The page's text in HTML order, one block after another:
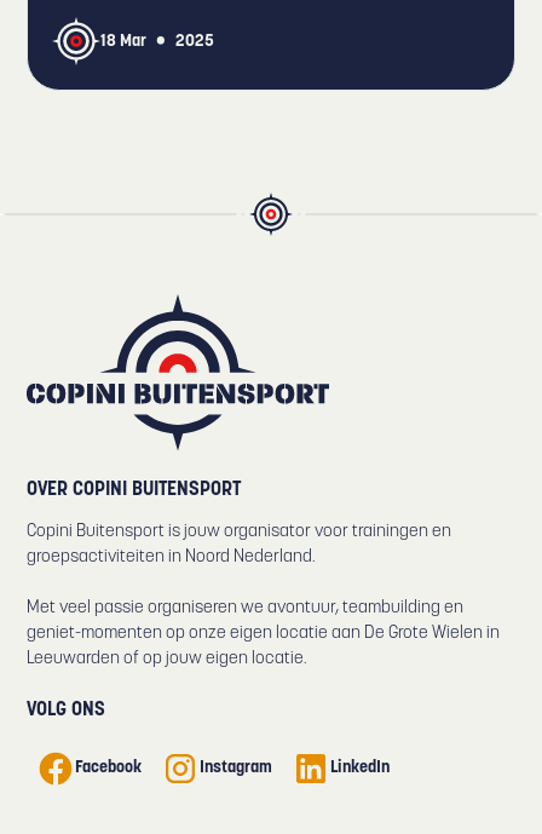
18 Mar • 2025
OVER COPINI BUITENSPORT
Copini Buitensport is jouw organisator voor trainingen en
groepsactiviteiten in Noord Nederland.
Met veel passie organiseren we avontuur, teambuilding en
geniet-momenten op onze eigen locatie aan De Grote Wielen in
Leeuwarden of op jouw eigen locatie.
VOLG ONS
Facebook Instagram LinkedIn